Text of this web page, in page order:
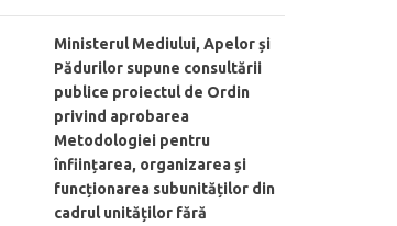
Ministerul Mediului, Apelor și
Pădurilor supune consultării
publice proiectul de Ordin
privind aprobarea
Metodologiei pentru
înființarea, organizarea și
funcționarea subunităților din
cadrul unităților fără